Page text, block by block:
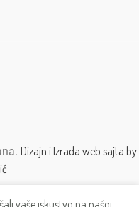
Dizajn i Izrada web sajta by
vaše iskustvo na našoj